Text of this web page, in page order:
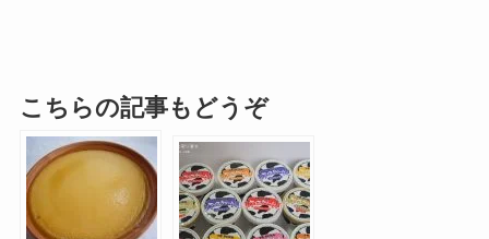
こちらの記事もどうぞ